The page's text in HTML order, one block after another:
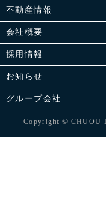
不動産情報
会社概要
採用情報
お知らせ
グループ会社
Copyright © CHUOU